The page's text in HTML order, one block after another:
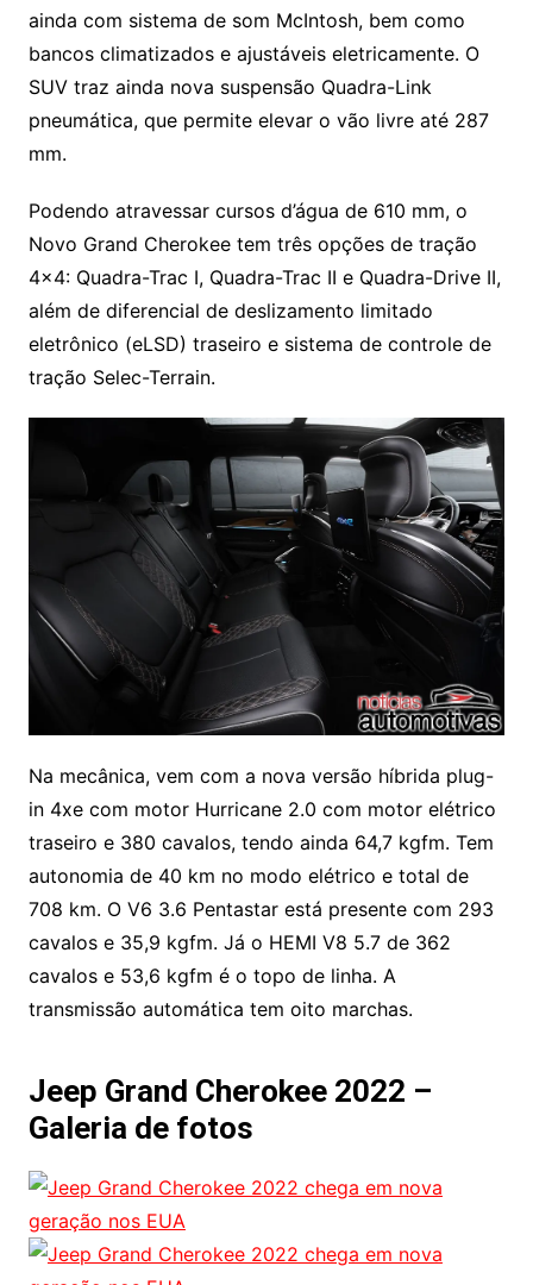
ainda com sistema de som McIntosh, bem como
bancos climatizados e ajustáveis eletricamente. O
SUV traz ainda nova suspensão Quadra-Link
pneumática, que permite elevar o vão livre até 287
mm.
Podendo atravessar cursos d’água de 610 mm, o
Novo Grand Cherokee tem três opções de tração
4×4: Quadra-Trac I, Quadra-Trac II e Quadra-Drive II,
além de diferencial de deslizamento limitado
eletrônico (eLSD) traseiro e sistema de controle de
tração Selec-Terrain.
Na mecânica, vem com a nova versão híbrida plug-
in 4xe com motor Hurricane 2.0 com motor elétrico
traseiro e 380 cavalos, tendo ainda 64,7 kgfm. Tem
autonomia de 40 km no modo elétrico e total de
708 km. O V6 3.6 Pentastar está presente com 293
cavalos e 35,9 kgfm. Já o HEMI V8 5.7 de 362
cavalos e 53,6 kgfm é o topo de linha. A
transmissão automática tem oito marchas.
Jeep Grand Cherokee 2022 –
Galeria de fotos